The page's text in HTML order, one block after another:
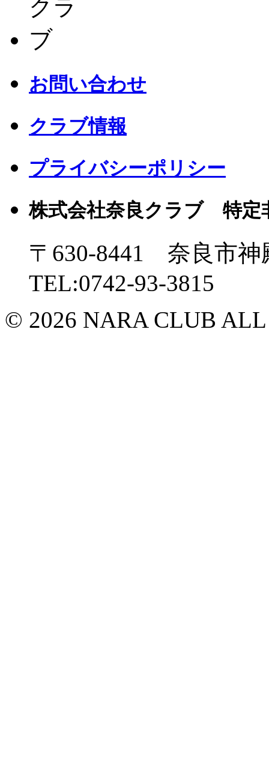
お問い合わせ
クラブ情報
プライバシーポリシー
株式会社奈良クラブ 特定
〒630-8441 奈良市
TEL:0742-93-3815
© 2026 NARA CLUB ALL